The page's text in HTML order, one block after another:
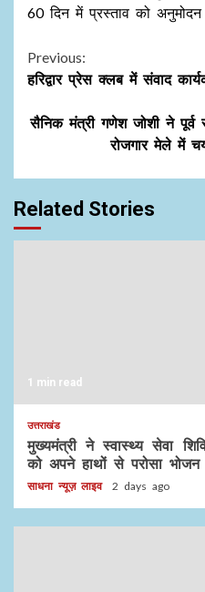
60 दिन में प्रस्ताव को अनुमोदन
Continue
Reading
Previous:
हरिद्वार प्रेस क्लब में संवाद
सैनिक मंत्री गणेश जोशी ने
रोजगार मेले में
Related Stories
1 min read
उत्तराखंड
मुख्यमंत्री ने स्वास्थ्य सेवा
को अपने हाथों से परोसा भोजन
साधना न्यूज़ लाइव 2 days ago